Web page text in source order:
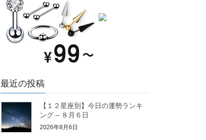
最近の投稿
【１２星座別】今日の運勢ランキ
ング – ８月６日
2026年8月6日